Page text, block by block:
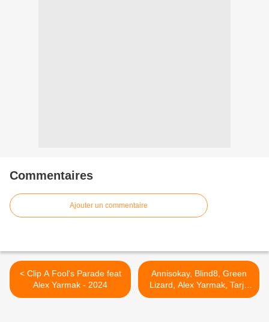
Commentaires
Ajouter un commentaire
< Clip A Fool's Parade feat
Alex Yarmak - 2024
Annisokay, Blind8, Green
Lizard, Alex Yarmak, Tarja
en 1ère partie et guests